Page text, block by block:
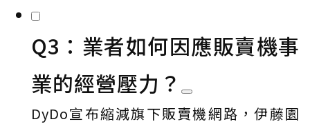
Q3：業者如何因應販賣機事
業的經營壓力？
DyDo宣布縮減旗下販賣機網路，伊藤園